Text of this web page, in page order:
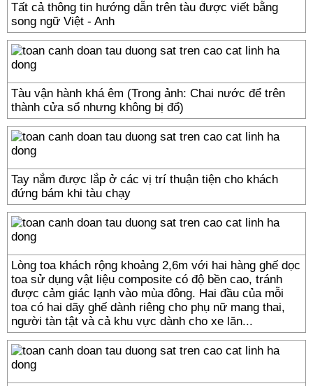
Tất cả thông tin hướng dẫn trên tàu được viết bằng
song ngữ Việt - Anh
Tàu vận hành khá êm (Trong ảnh: Chai nước để trên
thành cửa sổ nhưng không bị đổ)
Tay nắm được lắp ở các vị trí thuận tiện cho khách
đứng bám khi tàu chạy
Lòng toa khách rộng khoảng 2,6m với hai hàng ghế dọc
toa sử dụng vật liệu composite có độ bền cao, tránh
được cảm giác lạnh vào mùa đông. Hai đầu của mỗi
toa có hai dãy ghế dành riêng cho phụ nữ mang thai,
người tàn tật và cả khu vực dành cho xe lăn...